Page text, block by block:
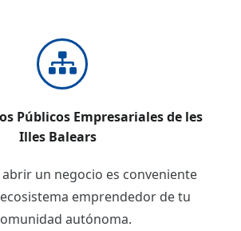
Públicos Empresariales de les
Illes Balears
un negocio es conveniente
emprendedor de tu
autónoma.